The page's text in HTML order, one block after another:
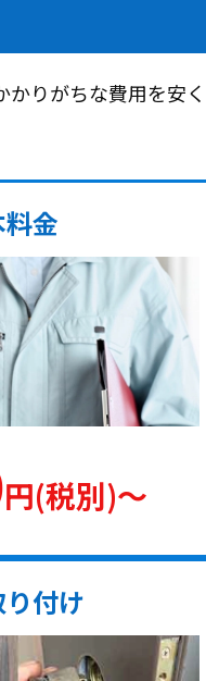
りがちな費用を安く
金
円(税別)〜
付け